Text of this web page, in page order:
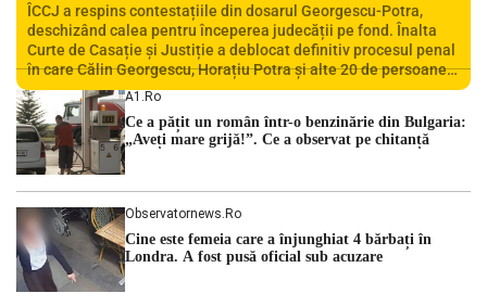
ÎCCJ a respins contestațiile din dosarul Georgescu-Potra,
deschizând calea pentru începerea judecății pe fond. Înalta
Curte de Casație și Justiție a deblocat definitiv procesul penal
în care Călin Georgescu, Horațiu Potra și alte 20 de persoane
sunt acuzați de acțiuni îndreptate împotriva ordinii
constituționale. În ședința din camera preliminară, judecătorii
de la instanța supremă au […]
A1.ro
Ce a pățit un român într-o benzinărie din Bulgaria:
„Aveți mare grijă!”. Ce a observat pe chitanță
Observatornews.ro
Cine este femeia care a înjunghiat 4 bărbați în
Londra. A fost pusă oficial sub acuzare